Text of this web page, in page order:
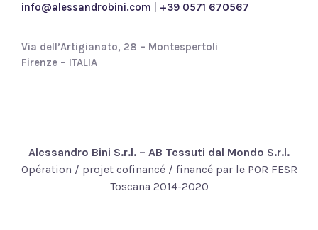
info@alessandrobini.com +39 0571 670567
Via dell’Artigianato, 28 – Montespertoli
Firenze – ITALIA
Alessandro Bini S.r.l. – AB Tessuti dal Mondo S.r.l.
Opération / projet cofinancé / financé par le POR FESR
Toscana 2014-2020